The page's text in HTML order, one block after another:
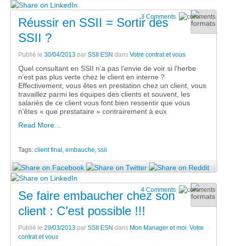
3 Comments
Réussir en SSII = Sortir des
SSII ?
Publié le 30/04/2013 par SSII ESN dans Votre contrat et vous
Quel consultant en SSII n’a pas l’envie de voir si l’herbe
n’est pas plus verte chez le client en interne ?
Effectivement, vous êtes en prestation chez un client, vous
travaillez parmi les équipes des clients et souvent, les
salariés de ce client vous font bien ressentir que vous
n’êtes « que prestataire » contrairement à eux
Read More…
Tags: client final , embauche, ssii
4 Comments
Se faire embaucher chez son
client : C’est possible !!!
Publié le 29/03/2013 par SSII ESN dans Mon Manager et moi, Votre
contrat et vous